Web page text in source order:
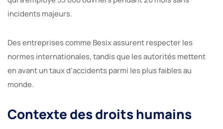
incidents majeurs.
Des entreprises comme Besix assurent respecter les
normes internationales, tandis que les autorités mettent
en avant un taux d’accidents parmi les plus faibles au
monde.
Contexte des droits humains